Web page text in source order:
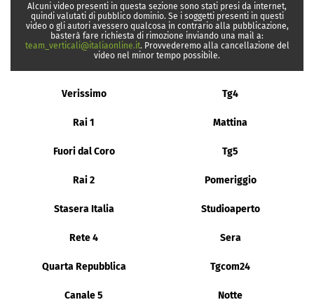
Alcuni video presenti in questa sezione sono stati presi da internet,
quindi valutati di pubblico dominio. Se i soggetti presenti in questi
video o gli autori avessero qualcosa in contrario alla pubblicazione,
basterà fare richiesta di rimozione inviando una mail a:
team_verticali@italiaonline.it. Provvederemo alla cancellazione del
video nel minor tempo possibile.
Verissimo Tg4
Rai 1 Mattina
Fuori dal Coro Tg5
Rai 2 Pomeriggio
Stasera Italia Studioaperto
Rete 4 Sera
Quarta Repubblica Tgcom24
Canale 5 Notte